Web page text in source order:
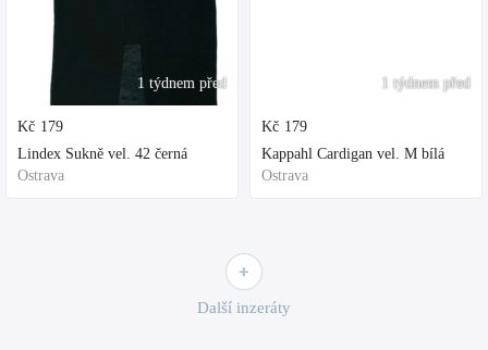
1 týdnem před
Kč 179
Lindex Sukně vel. 42 černá
Ostrava
1 týdnem před
Kč 179
Kappahl Cardigan vel. M bílá
Ostrava
Další inzeráty